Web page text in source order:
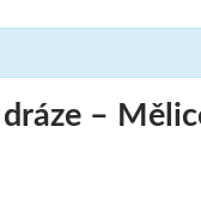
–